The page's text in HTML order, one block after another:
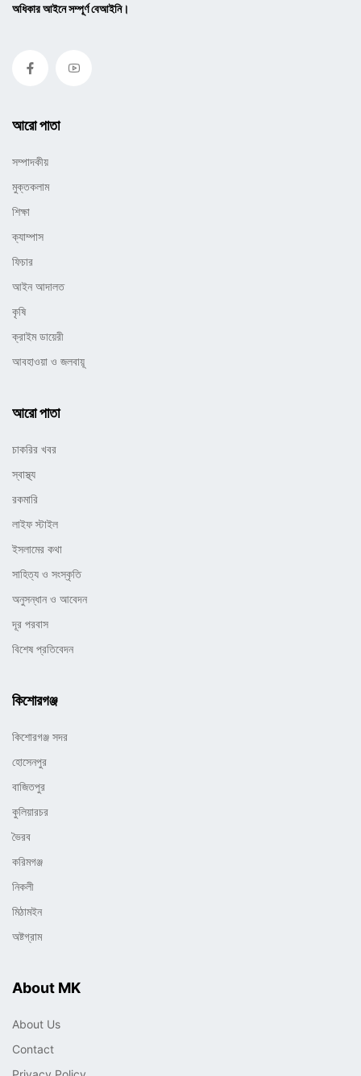
অধিকার আইনে সম্পূর্ণ বেআইনি।
আরো পাতা
সম্পাদকীয়
মুক্তকলাম
শিক্ষা
ক্যাম্পাস
ফিচার
আইন আদালত
কৃষি
ক্রাইম ডায়েরী
আবহাওয়া ও জলবায়ূ
আরো পাতা
চাকরির খবর
স্বাস্থ্য
রকমারি
লাইফ স্টাইল
ইসলামের কথা
সাহিত্য ও সংস্কৃতি
অনুসন্ধান ও আবেদন
দূর পরবাস
বিশেষ প্রতিবেদন
কিশোরগঞ্জ
কিশোরগঞ্জ সদর
হোসেনপুর
বাজিতপুর
কুলিয়ারচর
ভৈরব
করিমগঞ্জ
নিকলী
মিঠামইন
অষ্টগ্রাম
About MK
About Us
Contact